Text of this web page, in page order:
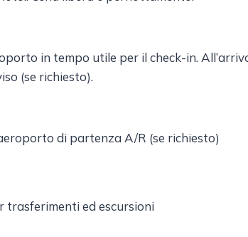
in tempo utile per il check-in.
(se richiesto).
di partenza A/R (se richiesto)
trasferimenti ed escursioni